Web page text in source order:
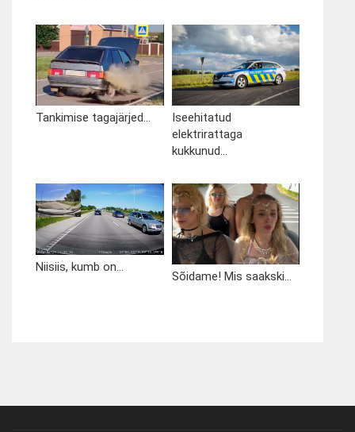
Tankimise tagajärjed...
Iseehitatud
elektrirattaga
kukkunud...
Niisiis, kumb on...
Sõidame! Mis saakski...